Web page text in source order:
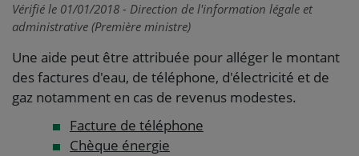
Vérifié le 01/01/2018 - Direction de l'information légale et
administrative (Première ministre)
Une aide peut être attribuée pour alléger le montant
des factures d'eau, de téléphone, d'électricité et de
gaz notamment en cas de revenus modestes.
Facture de téléphone
Chèque énergie